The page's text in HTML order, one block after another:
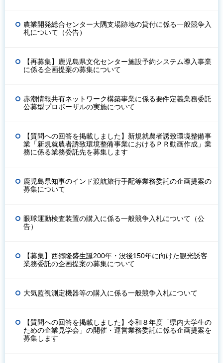
農業開発総合センター大隅支場跡地の貸付に係る一般競争入
札について（公告）
【再募集】鹿児島県文化センター施設予約システム導入事業
に係る企画提案の募集について
赤潮情報共有ネットワーク構築事業に係る要件定義業務委託
公募型プロポーザルの実施について
【質問への回答を掲載しました】新規就農者誘致環境整備事
業「新規就農者誘致環境整備事業におけるＰＲ動画作成」業
務に係る業務委託先を募集します
鹿児島県知事のインド渡航旅行手配等業務委託の企画提案の
募集について
眼球運動検査装置の購入に係る一般競争入札について（公
告）
【募集】西郷隆盛生誕200年・没後150年に向けた観光誘客
業務委託の企画提案の募集について
大気監視測定機器等の購入に係る一般競争入札について
【質問への回答を掲載しました】令和８年度「県内大学生の
ための企業見学会」の開催・運営業務委託に係る企画提案を
募集します